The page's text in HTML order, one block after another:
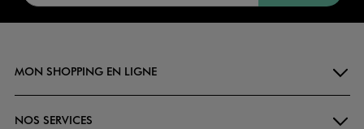
MON SHOPPING EN LIGNE
NOS SERVICES